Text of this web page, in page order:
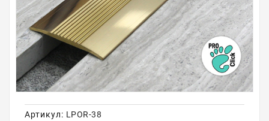
Садовая мебель
Оплата
Доставка
Самовывоз
Контакты
Артикул: LPOR-38